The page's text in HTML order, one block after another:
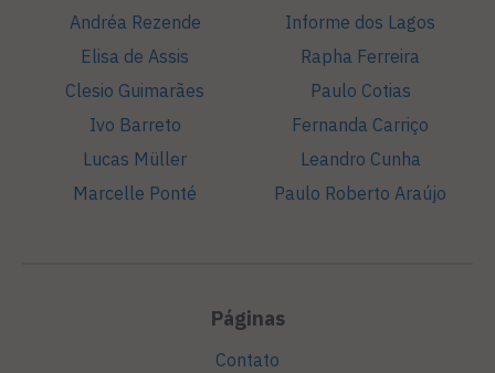
Andréa Rezende
Elisa de Assis
Clesio Guimarães
Ivo Barreto
Lucas Müller
Marcelle Ponté
Informe dos Lagos
Rapha Ferreira
Paulo Cotias
Fernanda Carriço
Leandro Cunha
Paulo Roberto Araújo
Páginas
Contato